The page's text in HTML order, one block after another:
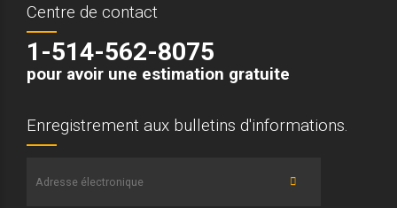
Centre de contact
1-514-562-8075
pour avoir une estimation gratuite
Enregistrement aux bulletins d'informations.